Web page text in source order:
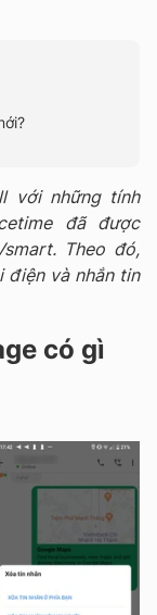
với những tính
đã được
Theo đó,
điện và nhắn tin
có gì